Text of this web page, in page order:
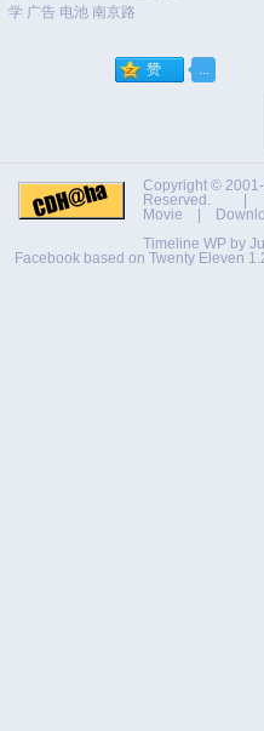
学 广告 电池 南京路
Copyright ©
Reserved.
Movie
Timeline WP by
Facebook based on Twenty Eleven